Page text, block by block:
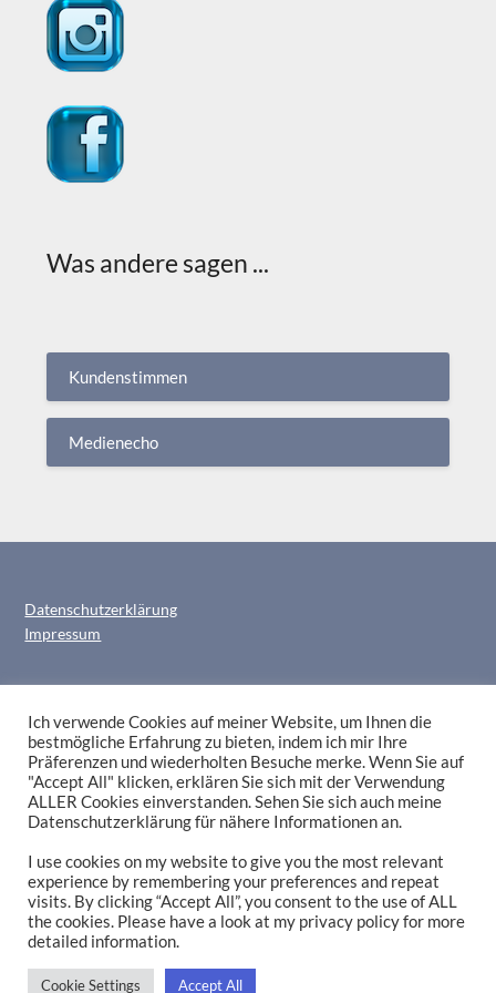
Was andere sagen ...
Kundenstimmen
Medienecho
Datenschutzerklärung
Impressum
DAS hier soll nicht das Ende sein?
Bleiben wir inKontakt!
Ich verwende Cookies auf meiner Website, um Ihnen die
bestmögliche Erfahrung zu bieten, indem ich mir Ihre
Präferenzen und wiederholten Besuche merke. Wenn Sie auf
"Accept All" klicken, erklären Sie sich mit der Verwendung
ALLER Cookies einverstanden. Sehen Sie sich auch meine
Datenschutzerklärung für nähere Informationen an.
I use cookies on my website to give you the most relevant
experience by remembering your preferences and repeat
visits. By clicking “Accept All”, you consent to the use of ALL
the cookies. Please have a look at my privacy policy for more
detailed information.
Cookie Settings Accept All